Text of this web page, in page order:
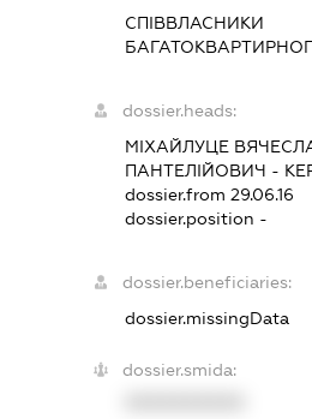
СПІВВЛАСНИКИ
dossier.heads:
МІХАЙЛУЦЕ
ПАНТЕЛІЙОВИЧ -
dossier.from 29.06.16
dossier.position -
dossier.beneficiaries:
dossier.missingData
dossier.smida: